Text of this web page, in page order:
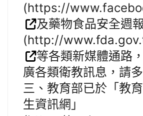
(https://
及藥物食品安全週
(http://
等各類新媒體通路
廣各類衛教訊息，請
三、教育部已於「教
生資訊網」